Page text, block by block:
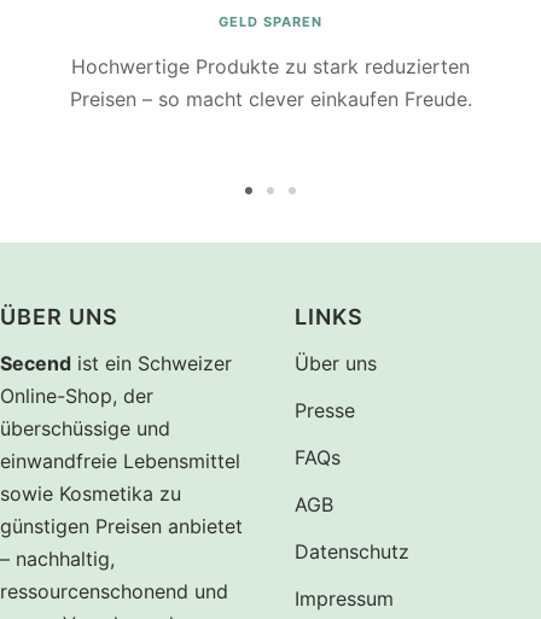
GELD SPAREN
Hochwertige Produkte zu stark reduzierten
Preisen – so macht clever einkaufen Freude.
SlideSlideSlide
ÜBER UNS
Secend ist ein Schweizer
Online-Shop, der
überschüssige und
einwandfreie Lebensmittel
sowie Kosmetika zu
günstigen Preisen anbietet
– nachhaltig,
ressourcenschonend und
LINKS
Über uns
Presse
FAQs
AGB
Datenschutz
Impressum